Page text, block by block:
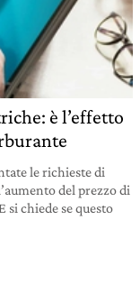
è l’effetto
le richieste di
del prezzo di
si chiede se questo